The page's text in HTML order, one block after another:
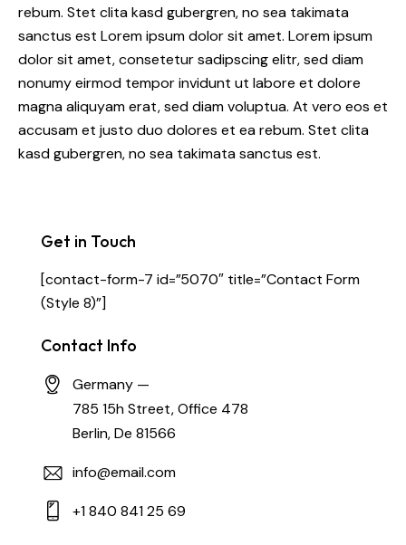
rebum. Stet clita kasd gubergren, no sea takimata
sanctus est Lorem ipsum dolor sit amet. Lorem ipsum
dolor sit amet, consetetur sadipscing elitr, sed diam
nonumy eirmod tempor invidunt ut labore et dolore
magna aliquyam erat, sed diam voluptua. At vero eos et
accusam et justo duo dolores et ea rebum. Stet clita
kasd gubergren, no sea takimata sanctus est.
Get in Touch
[contact-form-7 id=”5070″ title=”Contact Form
(Style 8)”]
Contact Info
Germany —
785 15h Street, Office 478
Berlin, De 81566
info@email.com
+1 840 841 25 69